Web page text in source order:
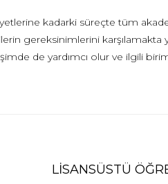
kadarki süreçte tüm
gereksinimlerini
de yardımcı olur ve ilgili
LİSANSÜSTÜ